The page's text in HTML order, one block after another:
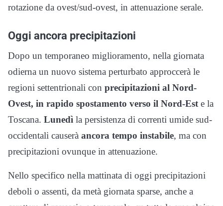
rotazione da ovest/sud-ovest, in attenuazione serale.
Oggi ancora precipitazioni
Dopo un temporaneo miglioramento, nella giornata
odierna un nuovo sistema perturbato approccerà le
regioni settentrionali con precipitazioni al Nord-
Ovest, in rapido spostamento verso il Nord-Est e la
Toscana. Lunedì la persistenza di correnti umide sud-
occidentali causerà ancora tempo instabile, ma con
precipitazioni ovunque in attenuazione.
Nello specifico nella mattinata di oggi precipitazioni
deboli o assenti, da metà giornata sparse, anche a